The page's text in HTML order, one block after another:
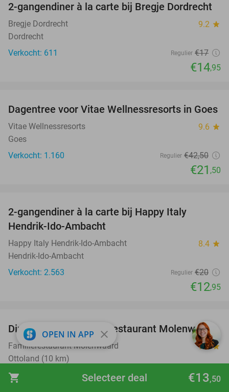
shopping_cart €13,50
Selecteer deal
12%
2-gangendiner à la carte bij Bregje Dordrecht
Bregje Dordrecht 9.2 star
Dordrecht
Verkocht: 611
Regulier €17
€14,95
49%
Dagentree voor Vitae Wellnessresorts in Goes
Vitae Wellnessresorts 9.6 star
Goes
Verkocht: 1.160
Regulier €42,50
€21 ,50
2-gangendiner à la carte bij Happy Italy
Hendrik-Ido-Ambacht
Happy Italy Hendrik-Ido-Ambacht 8.4 star
Hendrik-Ido-Ambacht
Verkocht: 2.563
Regulier €20
€12,95
20%
Dinerbuffet bij Familierestaurant Molenwaard
Familierestaurant Molenwaard 9.2star
Ottoland (10 km)
Verkocht: 322
€14,99
OPEN IN APP close